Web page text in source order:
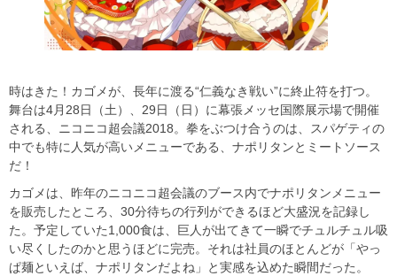
時はきた！カゴメが、長年に渡る“仁義なき戦い”に終止符を打つ。
舞台は4月28日（土）、29日（日）に幕張メッセ国際展示場で開催
される、ニコニコ超会議2018。拳をぶつけ合うのは、スパゲティの
中でも特に人気が高いメニューである、ナポリタンとミートソース
だ！
カゴメは、昨年のニコニコ超会議のブース内でナポリタンメニュー
を販売したところ、30分待ちの行列ができるほど大盛況を記録し
た。予定していた1,000食は、巨人が出てきて一瞬でチュルチュル吸
い尽くしたのかと思うほどに完売。それは社員のほとんどが「やっ
ぱ麺といえば、ナポリタンだよね」と実感を込めた瞬間だった。